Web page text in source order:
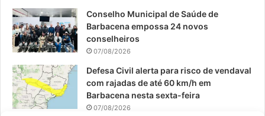
Conselho Municipal de Saúde de
Barbacena empossa 24 novos
conselheiros
07/08/2026
Defesa Civil alerta para risco de vendaval
com rajadas de até 60 km/h em
Barbacena nesta sexta-feira
07/08/2026